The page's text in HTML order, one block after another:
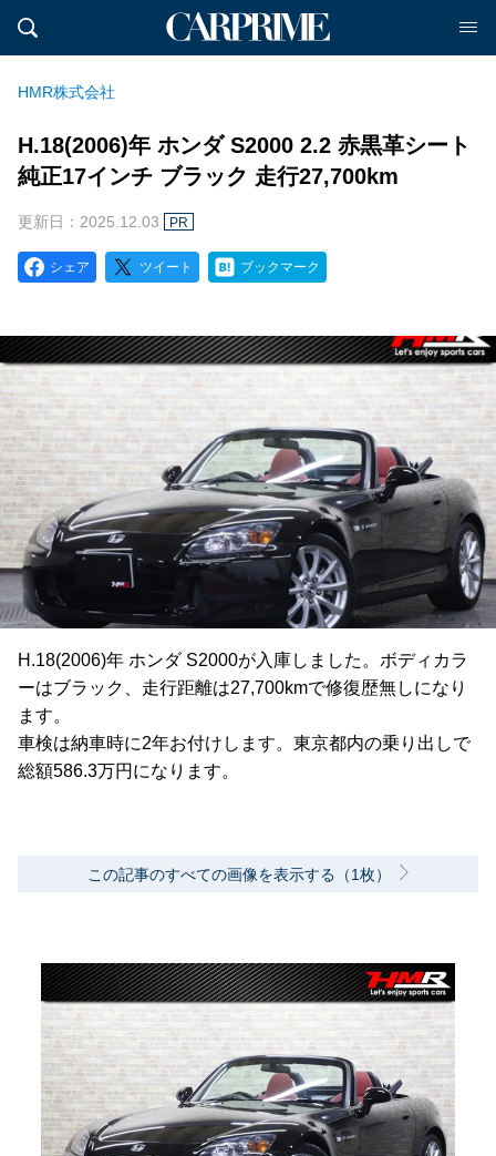
HMR株式会社
H.18(2006)年 ホンダ S2000 2.2 赤黒革シート
純正17インチ ブラック 走行27,700km
更新日：2025.12.03 PR
シェア ツイート ブックマーク
H.18(2006)年 ホンダ S2000が入庫しました。ボディカラ
ーはブラック、走行距離は27,700kmで修復歴無しになり
ます。
車検は納車時に2年お付けします。東京都内の乗り出しで
総額586.3万円になります。
この記事のすべての画像を表示する（1枚）